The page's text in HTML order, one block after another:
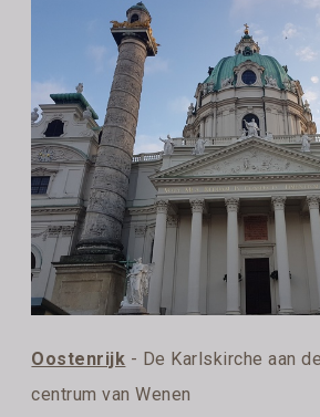
Oostenrijk - De Karlskirche aan
centrum van Wenen